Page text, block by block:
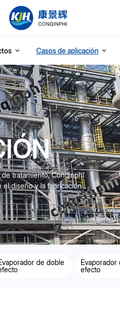
Casos de aplicación
tratamiento, Conqinphi
diseño y la fabricación...
de doble
Evaporador
efecto